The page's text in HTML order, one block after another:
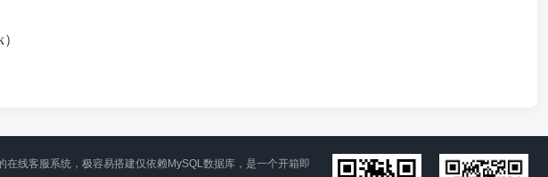
线客服系统，极容易搭建仅依赖MySQL数据库，是一个开箱即